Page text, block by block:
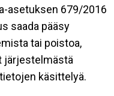
asetuksen 679/2016
saada pääsy
tai poistoa,
järjestelmästä
käsittelyä.